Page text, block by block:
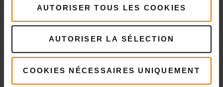
AUTORISER TOUS LES COOKIES
AUTORISER LA SÉLECTION
COOKIES NÉCESSAIRES UNIQUEMENT